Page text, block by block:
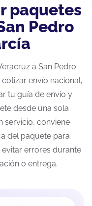
paquetes
Pedro
a San Pedro
envío nacional,
tu guía de envío y
desde una sola
servicio, conviene
del paquete para
errores durante
o entrega.